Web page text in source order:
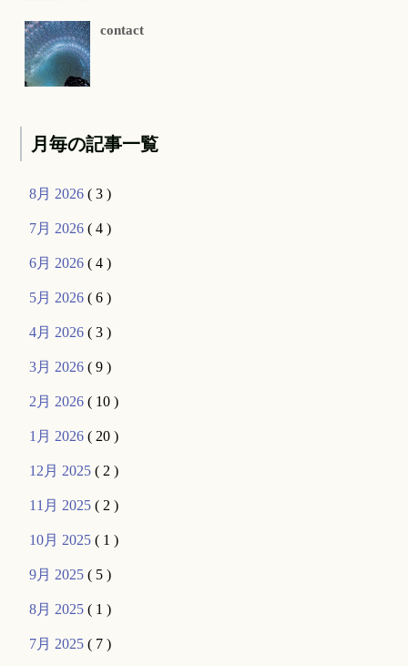
contact
月毎の記事一覧
8月 2026( 3 )
7月 2026( 4 )
6月 2026( 4 )
5月 2026( 6 )
4月 2026( 3 )
3月 2026( 9 )
2月 2026( 10 )
1月 2026( 20 )
12月 2025( 2 )
11月 2025( 2 )
10月 2025( 1 )
9月 2025( 5 )
8月 2025( 1 )
7月 2025( 7 )